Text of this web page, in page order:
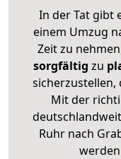
In der Tat gibt
einem Umzug
Zeit zu
sorgfältig zu
sicherzustellen,
Mit der
Ruhr nach